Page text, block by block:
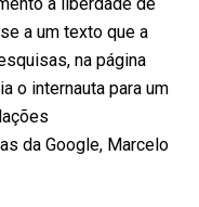
a um texto que a
na página
o internauta para um
da Google, Marcelo